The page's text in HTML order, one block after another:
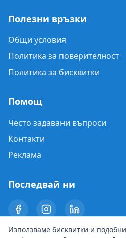
Полезни връзки
Общи условия
Политика за поверителност
Политика за бисквитки
Помощ
Често задавани въпроси
Контакти
Реклама
Последвай ни
Използваме бисквитки и